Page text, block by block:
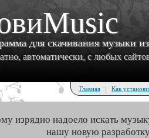
для скачивания музыки
автоматически, с любых
Главная | Как
изрядно надоело искать
нашу новую